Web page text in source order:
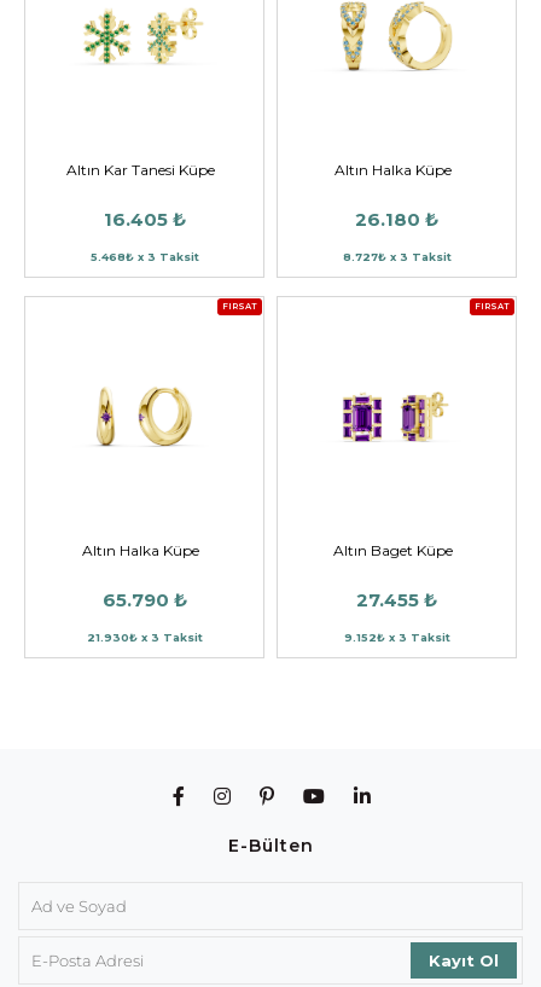
Altın Kar Tanesi Küpe
16.405 ₺
5.468₺ x 3 Taksit
Altın Halka Küpe
26.180 ₺
8.727₺ x 3 Taksit
FIRSAT
Altın Halka Küpe
65.790 ₺
21.930₺ x 3 Taksit
FIRSAT
Altın Baget Küpe
27.455 ₺
9.152₺ x 3 Taksit
E-Bülten